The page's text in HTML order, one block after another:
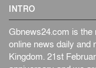
INTRO
Gbnews24.com is the
online news daily and
Kingdom. 21st